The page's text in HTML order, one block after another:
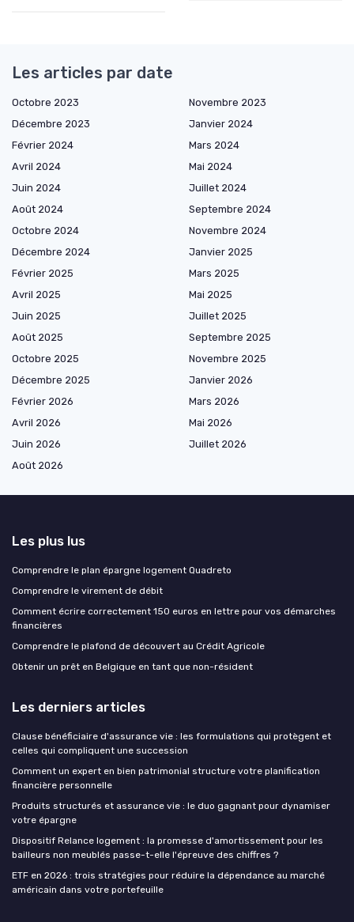
Les articles par date
Octobre 2023
Novembre 2023
Décembre 2023
Janvier 2024
Février 2024
Mars 2024
Avril 2024
Mai 2024
Juin 2024
Juillet 2024
Août 2024
Septembre 2024
Octobre 2024
Novembre 2024
Décembre 2024
Janvier 2025
Février 2025
Mars 2025
Avril 2025
Mai 2025
Juin 2025
Juillet 2025
Août 2025
Septembre 2025
Octobre 2025
Novembre 2025
Décembre 2025
Janvier 2026
Février 2026
Mars 2026
Avril 2026
Mai 2026
Juin 2026
Juillet 2026
Août 2026
Les plus lus
Comprendre le plan épargne logement Quadreto
Comprendre le virement de débit
Comment écrire correctement 150 euros en lettre pour vos démarches
financières
Comprendre le plafond de découvert au Crédit Agricole
Obtenir un prêt en Belgique en tant que non-résident
Les derniers articles
Clause bénéficiaire d'assurance vie : les formulations qui protègent et
celles qui compliquent une succession
Comment un expert en bien patrimonial structure votre planification
financière personnelle
Produits structurés et assurance vie : le duo gagnant pour dynamiser
votre épargne
Dispositif Relance logement : la promesse d'amortissement pour les
bailleurs non meublés passe-t-elle l'épreuve des chiffres ?
ETF en 2026 : trois stratégies pour réduire la dépendance au marché
américain dans votre portefeuille